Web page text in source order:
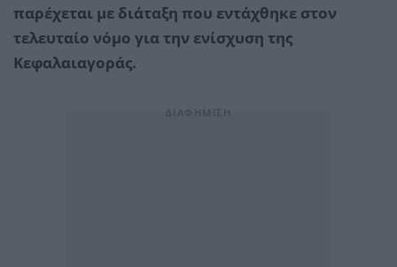
παρέχεται με διάταξη που εντάχθηκε στον
τελευταίο νόμο για την ενίσχυση της
Κεφαλαιαγοράς.